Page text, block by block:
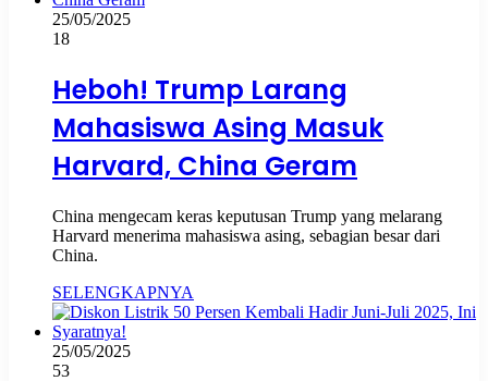
25/05/2025
18
Heboh! Trump Larang
Mahasiswa Asing Masuk
Harvard, China Geram
China mengecam keras keputusan Trump yang melarang
Harvard menerima mahasiswa asing, sebagian besar dari
China.
SELENGKAPNYA
25/05/2025
53